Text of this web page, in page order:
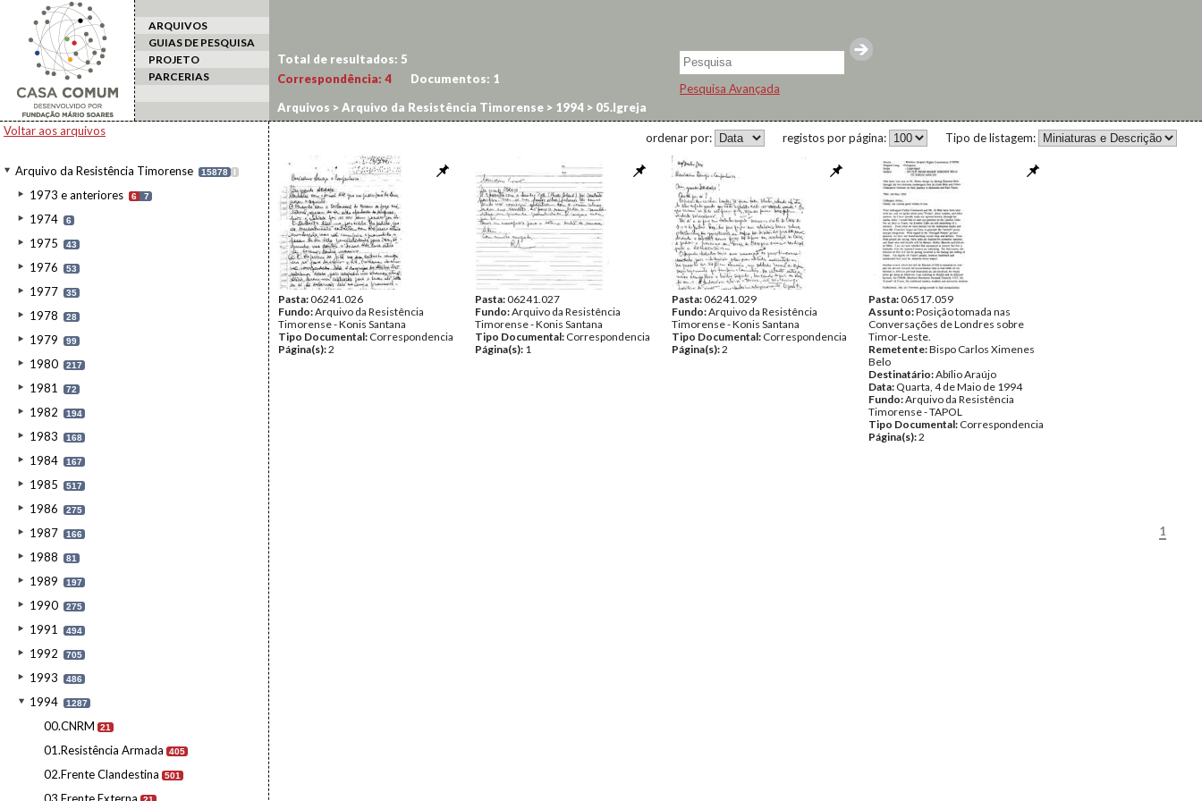
ARQUIVOS
GUIAS DE PESQUISA
PROJETO
PARCERIAS
Pesquisa Avançada
Voltar aos arquivos
Arquivo da Resistência Timorense 15878 I
1973 e anteriores 6 7
1974 6
1975 43
1976 53
1977 35
1978 28
1979 99
1980 217
1981 72
1982 194
1983 168
1984 167
1985 517
1986 275
1987 166
1988 81
1989 197
1990 275
1991 494
1992 705
1993 486
1994 1287
00.CNRM 21
01.Resistência Armada 405
02.Frente Clandestina 501
Total de resultados: 5
Correspondência: 4 Documentos: 1
Arquivos >Arquivo da Resistência Timorense > 1994 > 05.Igreja
Tipo de listagem:
registos por página:
ordenar por:
Pasta:06241.026
Fundo:Arquivo da Resistência
Timorense - Konis Santana
Tipo Documental: Correspondencia
Página(s):2
Pasta:06241.027
Fundo:Arquivo da Resistência
Timorense - Konis Santana
Tipo Documental: Correspondencia
Página(s): 1
Pasta:06241.029
Fundo:Arquivo da Resistência
Timorense - Konis Santana
Tipo Documental: Correspondencia
Página(s):2
Pasta:06517.059
Assunto:Posição tomada nas
Conversações de Londres sobre
Timor-Leste.
Remetente:Bispo Carlos Ximenes
Belo
Destinatário:Abílio Araújo
Data: Quarta, 4 de Maio de 1994
Fundo:Arquivo da Resistência
Timorense - TAPOL
Tipo Documental: Correspondencia
Página(s):2
1